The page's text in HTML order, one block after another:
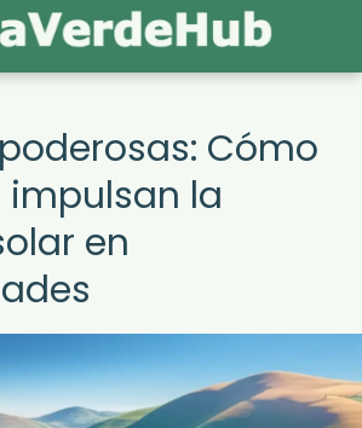
Cómo
impulsan la
en